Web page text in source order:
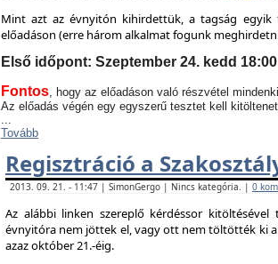
Mint azt az évnyitón kihirdettük, a tagság
előadáson (erre három alkalmat fogunk
Első időpont: Szeptember 24. kedd 18:00
Fontos, hogy az előadáson való részvétel
Az előadás végén egy egyszerű tesztet kell
...
Tovább
Regisztráció a
2013. 09. 21. - 11:47 | SimonGergo | Nincs kategória. | 0
Az alábbi linken szereplő kérdéssor
évnyitóra nem jöttek el, vagy ott nem töltötték ki
azaz október 21.-éig.